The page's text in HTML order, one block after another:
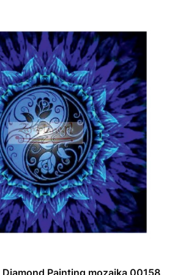
Painting mozaika 00158